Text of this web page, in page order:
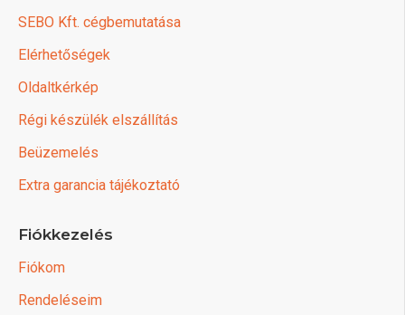
SEBO Kft. cégbemutatása
Elérhetőségek
Oldaltkérkép
Régi készülék elszállítás
Beüzemelés
Extra garancia tájékoztató
Fiókkezelés
Fiókom
Rendeléseim